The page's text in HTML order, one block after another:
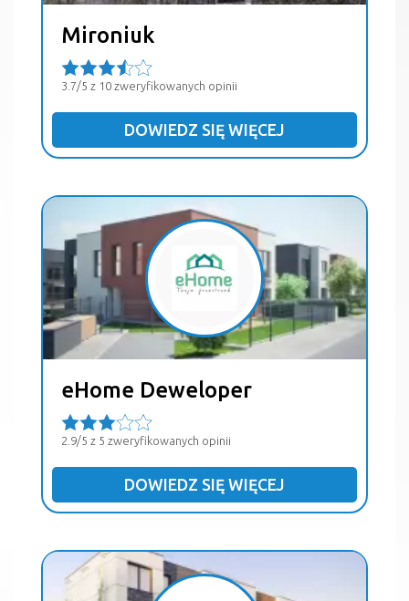
Mironiuk
3.7/5 z 10 zweryfikowanych opinii
DOWIEDZ SIĘ WIĘCEJ
eHome Deweloper
2.9/5 z 5 zweryfikowanych opinii
DOWIEDZ SIĘ WIĘCEJ